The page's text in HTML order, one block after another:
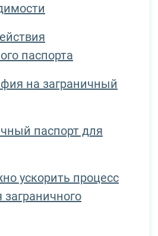
паспорта
на заграничный
паспорт для
ускорить процесс
заграничного